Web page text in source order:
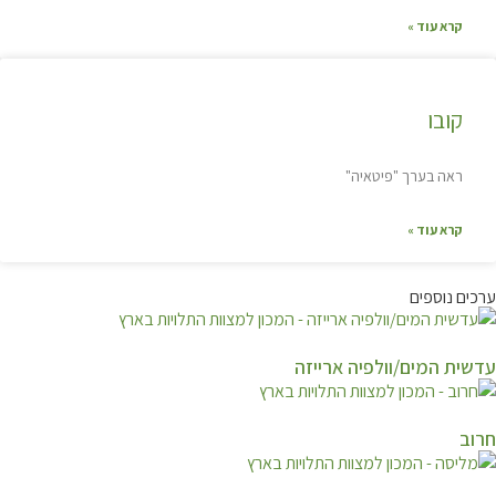
קרא עוד »
קובו
ראה בערך "פיטאיה"
קרא עוד »
ערכים נוספים
עדשית המים/וולפיה ארייזה
חרוב